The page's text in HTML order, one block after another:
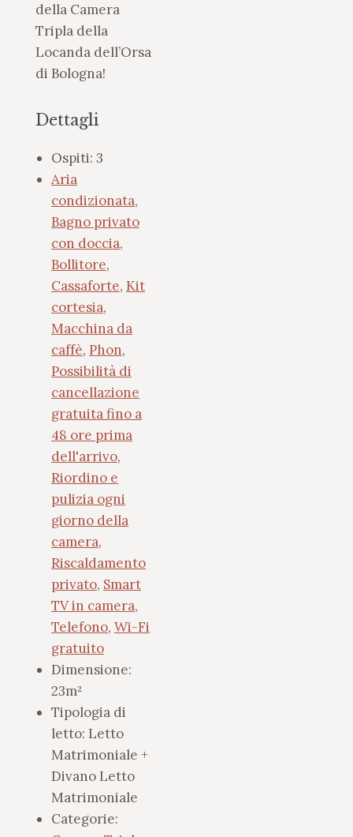
della Camera
Tripla della
Locanda dell’Orsa
di Bologna!
Dettagli
Ospiti: 3
Aria
condizionata,
Bagno privato
con doccia,
Bollitore,
Cassaforte, Kit
cortesia,
Macchina da
caffè, Phon,
Possibilità di
cancellazione
gratuita fino a
48 ore prima
dell'arrivo,
Riordino e
pulizia ogni
giorno della
camera,
Riscaldamento
privato, Smart
TV in camera,
Telefono, Wi-Fi
gratuito
Dimensione:
23m²
Tipologia di
letto: Letto
Matrimoniale +
Divano Letto
Matrimoniale
Categorie: